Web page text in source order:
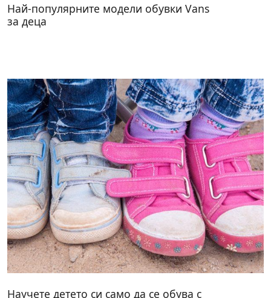
Най-популярните модели обувки Vans
за деца
Научете детето си само да се обува с